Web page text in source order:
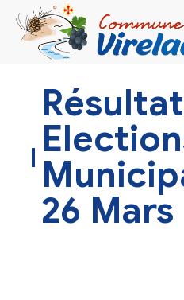
VIVRE
SE
26 Mars